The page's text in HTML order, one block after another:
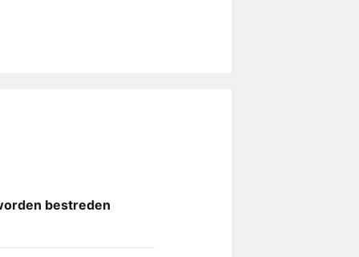
bestreden